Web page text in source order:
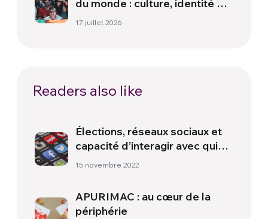
du monde : culture, identité et
politique hors du terrain
17 juillet 2026
Readers also like
Élections, réseaux sociaux et
capacité d’interagir avec qui
pense différent
15 novembre 2022
APURIMAC : au cœur de la
périphérie